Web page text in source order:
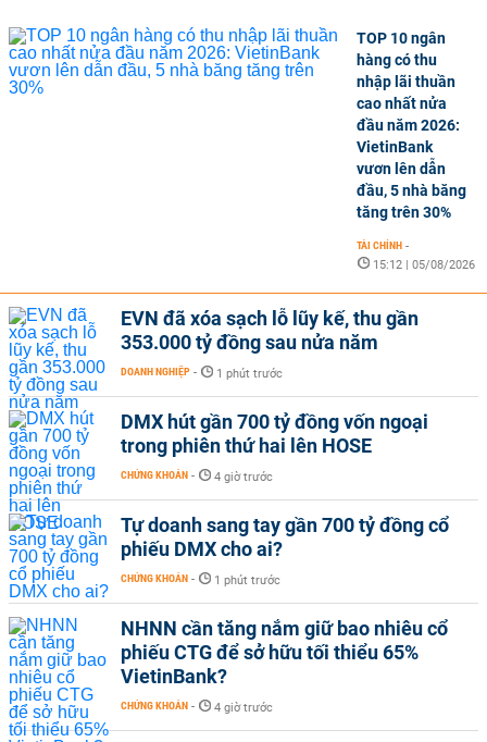
TOP 10 ngân
hàng có thu
nhập lãi thuần
cao nhất nửa
đầu năm 2026:
VietinBank
vươn lên dẫn
đầu, 5 nhà băng
tăng trên 30%
TÀI CHÍNH -
15:12 | 05/08/2026
EVN đã xóa sạch lỗ lũy kế, thu gần
353.000 tỷ đồng sau nửa năm
DOANH NGHIỆP - 1 phút trước
DMX hút gần 700 tỷ đồng vốn ngoại
trong phiên thứ hai lên HOSE
CHỨNG KHOÁN - 4 giờ trước
Tự doanh sang tay gần 700 tỷ đồng cổ
phiếu DMX cho ai?
CHỨNG KHOÁN - 1 phút trước
NHNN cần tăng nắm giữ bao nhiêu cổ
phiếu CTG để sở hữu tối thiểu 65%
VietinBank?
CHỨNG KHOÁN - 4 giờ trước